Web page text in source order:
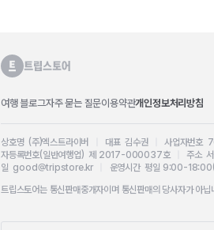
여행 블로그자주 묻는 질문이용약관개인정보처리방침
상호명 (주)엑스트라이버 대표 김수권 |사업자번
자등록번호(일반여행업) 제 2017-000037호| 주소
일 good@tripstore.kr
운영시간 평일 9:00-18:00(
트립스토어는 통신판매중개자이며 통신판매의 당사자가 아